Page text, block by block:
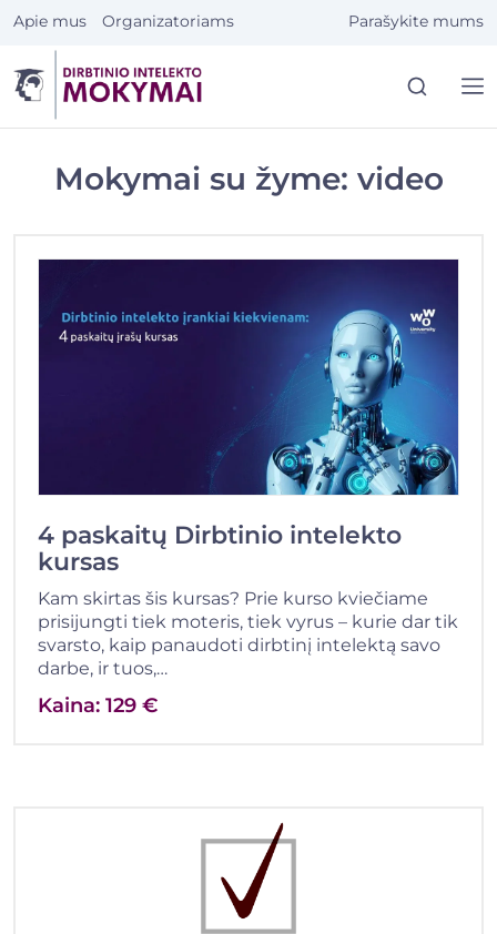
Eiti
turinio
Apie mus Organizatoriams Parašykite mums
Mokymai su žyme: video
4 paskaitų Dirbtinio intelekto
kursas
Kam skirtas šis kursas? Prie kurso kviečiame
prisijungti tiek moteris, tiek vyrus – kurie dar tik
svarsto, kaip panaudoti dirbtinį intelektą savo
darbe, ir tuos,…
Kaina: 129 €